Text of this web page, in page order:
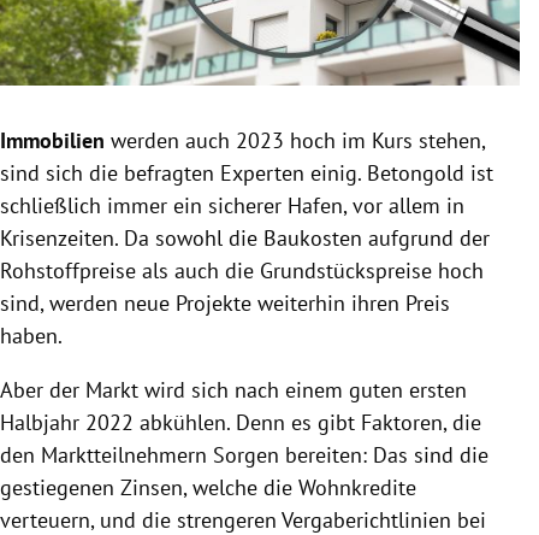
Untermenü
Immobilien werden auch 2023 hoch im Kurs stehen,
sind sich die befragten Experten einig. Betongold ist
schließlich immer ein sicherer Hafen, vor allem in
Krisenzeiten. Da sowohl die Baukosten aufgrund der
Rohstoffpreise als auch die Grundstückspreise hoch
sind, werden neue Projekte weiterhin ihren Preis
haben.
Aber der Markt wird sich nach einem guten ersten
Halbjahr 2022 abkühlen. Denn es gibt Faktoren, die
den Marktteilnehmern Sorgen bereiten: Das sind die
gestiegenen Zinsen, welche die Wohnkredite
verteuern, und die strengeren Vergaberichtlinien bei